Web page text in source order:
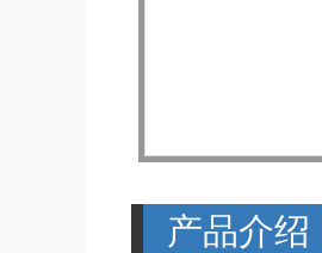
产品介绍